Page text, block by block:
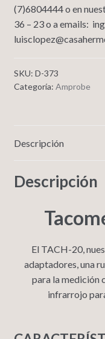
(7)6804444 o en
36 – 23 o a emails:
SKU: D-373
Categoría: Amprobe
Descripción
Descripción
El TACH-20,
adaptadores, una
para la medición
infrarrojo